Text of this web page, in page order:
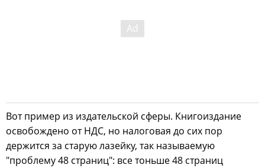
Вот пример из издательской сферы. Книгоиздание
освобождено от НДС, но налоговая до сих пор
держится за старую лазейку, так называемую
"проблему 48 страниц": все тоньше 48 страниц